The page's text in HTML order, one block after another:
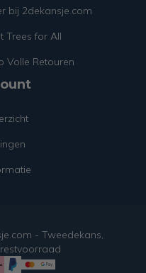
bij 2dekansje.com
Trees for All
Volle Retouren
- Tweedekans,